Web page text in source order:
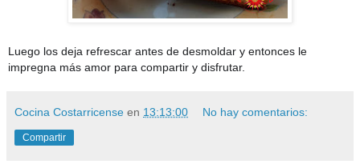
Luego los deja refrescar antes de desmoldar y entonces le
impregna más amor para compartir y disfrutar.
Cocina Costarricense en 13:13:00 No hay comentarios:
Compartir